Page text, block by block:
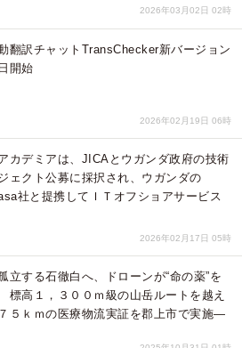
2026年03月02日 02時
翻訳チャットTransChecker新バージョン
開始
2026年02月19日 06時
カデミアは、JICAとウガンダ政府の技術
ェクト公募に採択され、ウガンダの
社と提携してＩＴオフショアサービス
2026年02月17日 05時
立する石徹白へ、ドローンが“命の薬”を
標高１，３００ｍ級の山岳ルートを越え
５ｋｍの医療物流実証を郡上市で実施―